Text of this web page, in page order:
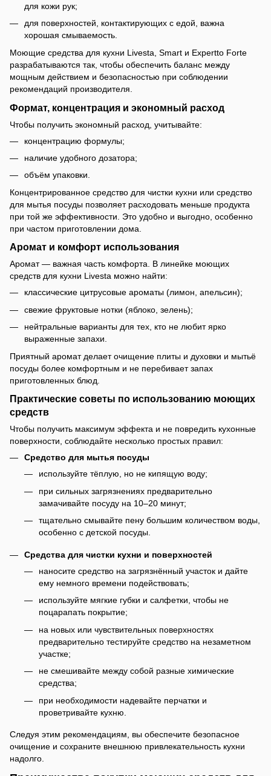
для кожи рук;
для поверхностей, контактирующих с едой, важна
хорошая смываемость.
Моющие средства для кухни Livesta, Smart и Expertto Forte
разрабатываются так, чтобы обеспечить баланс между
мощным действием и безопасностью при соблюдении
рекомендаций производителя.
Формат, концентрация и экономный расход
Чтобы получить экономный расход, учитывайте:
концентрацию формулы;
наличие удобного дозатора;
объём упаковки.
Концентрированное средство для чистки кухни или средство
для мытья посуды позволяет расходовать меньше продукта
при той же эффективности. Это удобно и выгодно, особенно
при частом приготовлении дома.
Аромат и комфорт использования
Аромат — важная часть комфорта. В линейке моющих
средств для кухни Livesta можно найти:
классические цитрусовые ароматы (лимон, апельсин);
свежие фруктовые нотки (яблоко, зелень);
нейтральные варианты для тех, кто не любит ярко
выраженные запахи.
Приятный аромат делает очищение плиты и духовки и мытьё
посуды более комфортным и не перебивает запах
приготовленных блюд.
Практические советы по использованию моющих
средств
Чтобы получить максимум эффекта и не повредить кухонные
поверхности, соблюдайте несколько простых правил:
Средство для мытья посуды
используйте тёплую, но не кипящую воду;
при сильных загрязнениях предварительно
замачивайте посуду на 10–20 минут;
тщательно смывайте пену большим количеством воды,
особенно с детской посуды.
Средства для чистки кухни и поверхностей
наносите средство на загрязнённый участок и дайте
ему немного времени подействовать;
используйте мягкие губки и салфетки, чтобы не
поцарапать покрытие;
на новых или чувствительных поверхностях
предварительно тестируйте средство на незаметном
участке;
не смешивайте между собой разные химические
средства;
при необходимости надевайте перчатки и
проветривайте кухню.
Следуя этим рекомендациям, вы обеспечите безопасное
очищение и сохраните внешнюю привлекательность кухни
надолго.